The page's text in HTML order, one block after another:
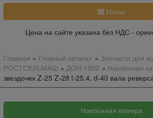
Меню
Цена на сайте указана без НДС -
Главная » Главный каталог» Запчасти для
РОСТСЕЛЬМАШ » ДОН-1500 » Наклонная
звездочек Z-25 Z-28 t-25.4, d-40 вала